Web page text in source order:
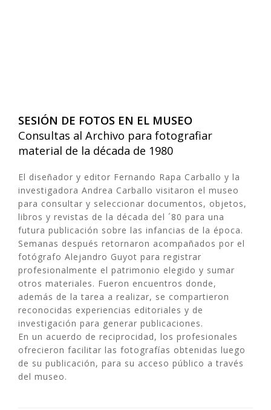
SESIÓN DE FOTOS EN EL MUSEO
Consultas al Archivo para fotografiar
material de la década de 1980
El diseñador y editor Fernando Rapa Carballo y la
investigadora Andrea Carballo visitaron el museo
para consultar y seleccionar documentos, objetos,
libros y revistas de la década del ´80 para una
futura publicación sobre las infancias de la época.
Semanas después retornaron acompañados por el
fotógrafo Alejandro Guyot para registrar
profesionalmente el patrimonio elegido y sumar
otros materiales. Fueron encuentros donde,
además de la tarea a realizar, se compartieron
reconocidas experiencias editoriales y de
investigación para generar publicaciones.
En un acuerdo de reciprocidad, los profesionales
ofrecieron facilitar las fotografías obtenidas luego
de su publicación, para su acceso público a través
del museo.